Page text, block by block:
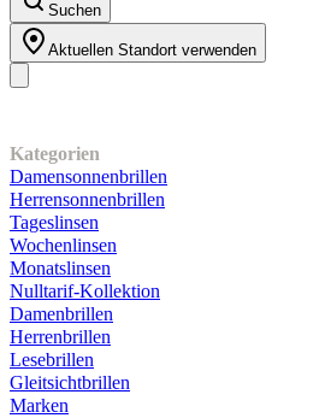
Suchen
Aktuellen Standort verwenden
Kategorien
Damensonnenbrillen
Herrensonnenbrillen
Tageslinsen
Wochenlinsen
Monatslinsen
Nulltarif-Kollektion
Damenbrillen
Herrenbrillen
Lesebrillen
Gleitsichtbrillen
Marken